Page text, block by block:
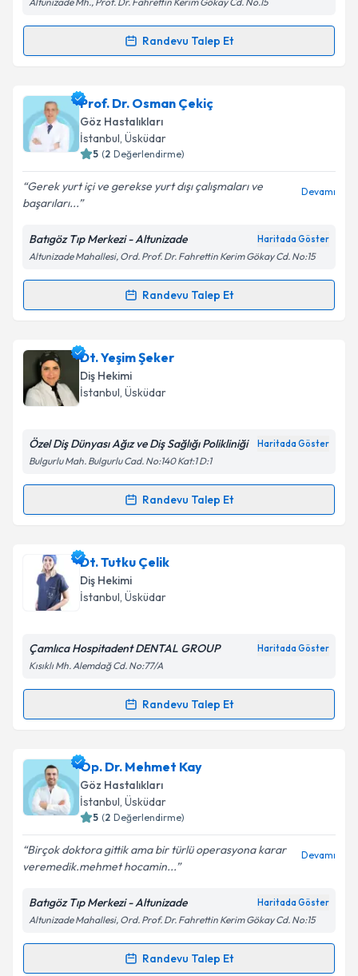
Kişisel verilerimin işlenmesine ilişkin
Metni'ni okudum ve kişisel verilerimin belirtilen
Takvim Talebini Gönder
Randevu Talep Et
Randevu Takvimi Talebi
Op. Dr. Mustafa Eriçin randevu takvimi talebi
oluşturun. Size bu uzmandan randevu almanız için bir
takvim hazırlandığında e-posta ile bilgilendireceğiz.
Kişisel verilerimin işlenmesine ilişkin
Aydınlatma
Metni'ni okudum ve kişisel verilerimin belirtilen
kapsamda işlenmesini kabul ediyorum.
Prof. Dr. Osman Çekiç
Göz Hastalıkları
İstanbul, Üsküdar
5 (2 Değerlendirme)
Gerek yurt içi ve gerekse yurt dışı çalışmaları ve
başarıları...
Devamı
Batıgöz Tıp Merkezi - Altunizade Haritada Göster
Altunizade Mahallesi, Ord. Prof. Dr. Fahrettin Kerim Gökay Cd. No:15
Randevu Talep Et
Randevu Takvimi Talebi
Prof. Dr. Osman Çekiç
oluşturun. Size bu uzmandan randevu almanız için bir
takvim hazırlandığında e-posta ile bilgilendireceğiz.
Kişisel verilerimin işlenmesine ilişkin
Metni'ni okudum ve kişisel verilerimin belirtilen
Takvim Talebini Gönder
Dt. Yeşim Şeker
Diş Hekimi
İstanbul, Üsküdar
Özel Diş Dünyası Ağız ve Diş Sağlığı Polikliniği Haritada Göster
Bulgurlu Mah. Bulgurlu Cad. No:140 Kat:1 D:1
Randevu Talep Et
Randevu Takvimi Talebi
Dt. Yeşim Şekeriçin randevu takvimi talebi oluşturun.
Size bu uzmandan randevu almanız için bir takvim
hazırlandığında e-posta ile bilgilendireceğiz.
Kişisel verilerimin işlenmesine ilişkin
Metni'ni okudum ve kişisel verilerimin belirtilen
Takvim Talebini Gönder
Dt. Tutku Çelik
Diş Hekimi
İstanbul, Üsküdar
Çamlıca Hospitadent DENTAL GROUP Haritada Göster
Kısıklı Mh. Alemdağ Cd. No:77/A
Randevu Talep Et
Randevu Takvimi Talebi
Dt. Tutku Çelikiçin randevu takvimi talebi oluşturun.
Size bu uzmandan randevu almanız için bir takvim
hazırlandığında e-posta ile bilgilendireceğiz.
Kişisel verilerimin işlenmesine ilişkin
Aydınlatma
Metni'ni okudum ve kişisel verilerimin belirtilen
kapsamda işlenmesini kabul ediyorum.
Op. Dr. Mehmet Kay
Göz Hastalıkları
İstanbul, Üsküdar
5 (2 Değerlendirme)
Birçok doktora gittik ama bir türlü operasyona karar
veremedik.mehmet hocamin...
Devamı
Batıgöz Tıp Merkezi - Altunizade Haritada Göster
Altunizade Mahallesi, Ord. Prof. Dr. Fahrettin Kerim Gökay Cd. No:15
Randevu Talep Et
Randevu Takvimi Talebi